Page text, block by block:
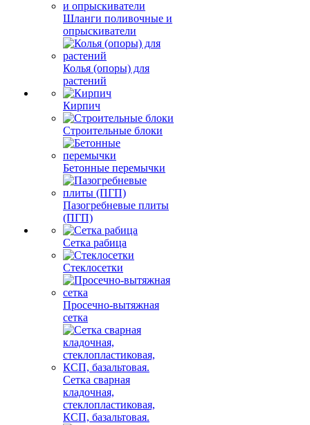
Шланги поливочные и
опрыскиватели
Колья (опоры) для
растений
Кирпич
Строительные блоки
Бетонные перемычки
Пазогребневые плиты
(ПГП)
Сетка рабица
Стеклосетки
Просечно-вытяжная
сетка
Сетка сварная
кладочная,
стеклопластиковая,
КСП, базальтовая.